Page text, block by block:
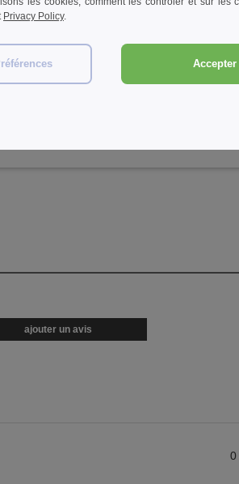
W1
- Parka
-65%
PEN DUICK PK790 -
29,59 € -39%
Pen
en 1
ajouter un avis
0
Privacy Policy.